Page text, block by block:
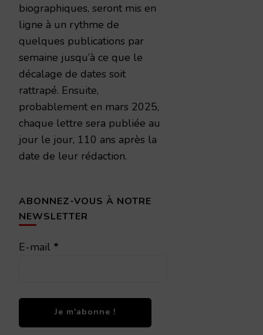
biographiques, seront mis en
ligne à un rythme de
quelques publications par
semaine jusqu’à ce que le
décalage de dates soit
rattrapé. Ensuite,
probablement en mars 2025,
chaque lettre sera publiée au
jour le jour, 110 ans après la
date de leur rédaction.
ABONNEZ-VOUS À NOTRE
NEWSLETTER
E-mail *